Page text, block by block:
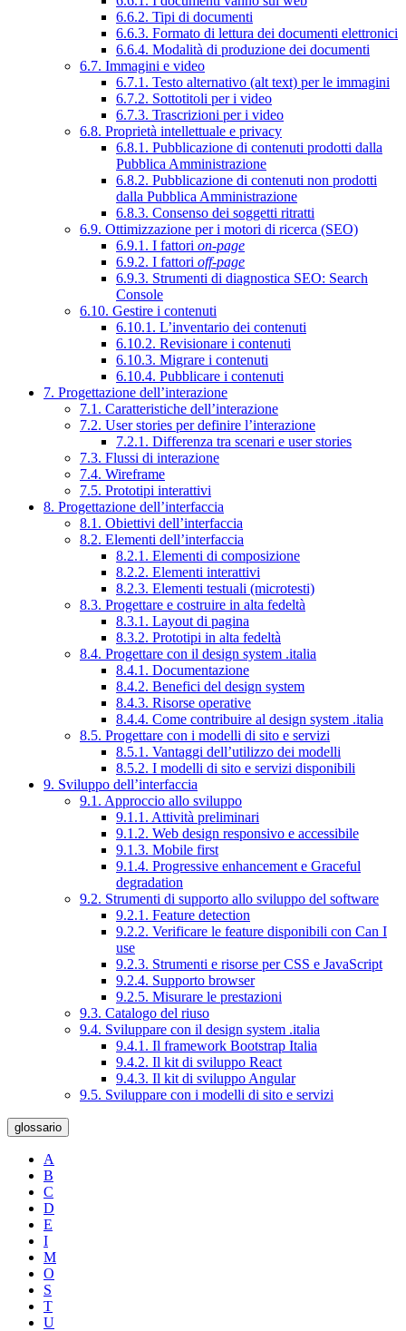
6.6.2. Tipi di documenti
6.6.3. Formato di lettura dei documenti elettronici
6.6.4. Modalità di produzione dei documenti
6.7. Immagini e video
6.7.1. Testo alternativo (alt text) per le immagini
6.7.2. Sottotitoli per i video
6.7.3. Trascrizioni per i video
6.8. Proprietà intellettuale e privacy
6.8.1. Pubblicazione di contenuti prodotti dalla
Pubblica Amministrazione
6.8.2. Pubblicazione di contenuti non prodotti
dalla Pubblica Amministrazione
6.8.3. Consenso dei soggetti ritratti
6.9. Ottimizzazione per i motori di ricerca (SEO)
6.9.1. I fattori on-page
6.9.2. I fattori off-page
6.9.3. Strumenti di diagnostica SEO: Search
Console
6.10. Gestire i contenuti
6.10.1. L’inventario dei contenuti
6.10.2. Revisionare i contenuti
6.10.3. Migrare i contenuti
6.10.4. Pubblicare i contenuti
7. Progettazione dell’interazione
7.1. Caratteristiche dell’interazione
7.2. User stories per definire l’interazione
7.2.1. Differenza tra scenari e user stories
7.3. Flussi di interazione
7.4. Wireframe
7.5. Prototipi interattivi
8. Progettazione dell’interfaccia
8.1. Obiettivi dell’interfaccia
8.2. Elementi dell’interfaccia
8.2.1. Elementi di composizione
8.2.2. Elementi interattivi
8.2.3. Elementi testuali (microtesti)
8.3. Progettare e costruire in alta fedeltà
8.3.1. Layout di pagina
8.3.2. Prototipi in alta fedeltà
8.4. Progettare con il design system .italia
8.4.1. Documentazione
8.4.2. Benefici del design system
8.4.3. Risorse operative
8.4.4. Come contribuire al design system .italia
8.5. Progettare con i modelli di sito e servizi
8.5.1. Vantaggi dell’utilizzo dei modelli
8.5.2. I modelli di sito e servizi disponibili
9. Sviluppo dell’interfaccia
9.1. Approccio allo sviluppo
9.1.1. Attività preliminari
9.1.2. Web design responsivo e accessibile
9.1.3. Mobile first
9.1.4. Progressive enhancement e Graceful
degradation
9.2. Strumenti di supporto allo sviluppo del software
9.2.1. Feature detection
9.2.2. Verificare le feature disponibili con Can I
use
9.2.3. Strumenti e risorse per CSS e JavaScript
9.2.4. Supporto browser
9.2.5. Misurare le prestazioni
9.3. Catalogo del riuso
9.4. Sviluppare con il design system .italia
9.4.1. Il framework Bootstrap Italia
9.4.2. Il kit di sviluppo React
9.4.3. Il kit di sviluppo Angular
9.5. Sviluppare con i modelli di sito e servizi
glossario
A
B
C
D
E
I
M
O
S
T
U